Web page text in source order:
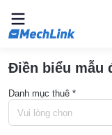
Điền biểu mẫu
Danh mục thuê *
Vui lòng chọn